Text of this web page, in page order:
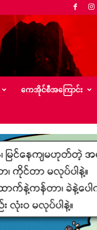
‌ကေအိုင်စီအ‌ကြောင်း